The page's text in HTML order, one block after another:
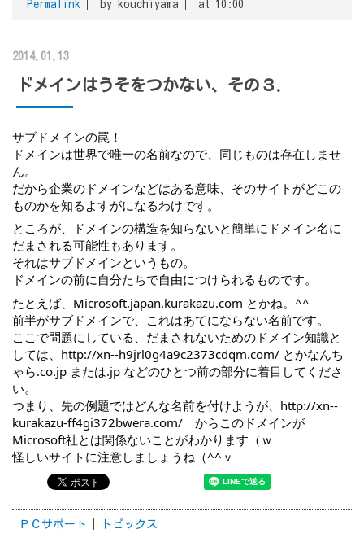
Permalink by kouchiyama at 10:00
2014.01.13
ドメインはうそをつかない、その３．
サブドメインの罠！
ドメインは世界で唯一の名前なので、同じものは存在しませ
ん。
だから企業のドメインなどはある意味、そのサイトがどこの
ものかを知るよすがになるわけです。
ところが、ドメインの構造を知らないと簡単にドメイン名に
だまされる可能性もあります。
それはサブドメインというもの。
ドメインの前に自分たちで自由につけられるものです。
たとえば、 Microsoft.japan.kurakazu.com とかね。^^
前半がサブドメインで、これはあてにならない名前です。
ここで問題にしている、だまされないためのドメイン知識と
しては、 http://xn--h9jrl0g4a9c2373cdqm.com/ とかなんち
ゃら.co.jp または.jp などのひとつ前の部分に着目してくださ
い。
つまり、先の例題ではどんな名前を付けようが、 http://xn--
kurakazu-ff4gi372bwera.com/ からこのドメインが
Microsoft社とは関係ないことがわかります（ｗ
怪しいサイトに注意しましょうね（^^ｖ
ＰＣサポート トピックス